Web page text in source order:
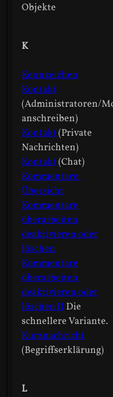
Objekte
K
Kennzeichen
Kontakt
(Administratoren/
anschreiben)
Kontakt(Private
Nachrichten)
Kontakt(Chat)
Kommentare:
Übersicht
Kommentare
überarbeiten,
deaktivieren oder
löschen
Kommentare
überarbeiten,
deaktivieren oder
löschen IIDie
schnellere Variante.
Kurznachricht
(Begriffserklärung)
L